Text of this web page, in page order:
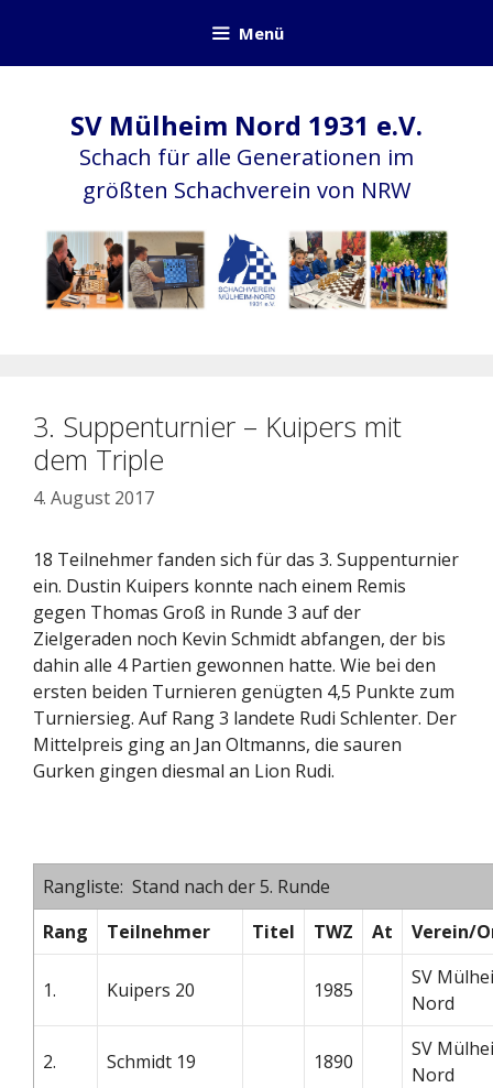
springen
Menü
SV Mülheim Nord 1931 e.V.
Schach für alle Generationen im
größten Schachverein von NRW
3. Suppenturnier – Kuipers mit
dem Triple
4. August 2017
18 Teilnehmer fanden sich für das 3. Suppenturnier
ein. Dustin Kuipers konnte nach einem Remis
gegen Thomas Groß in Runde 3 auf der
Zielgeraden noch Kevin Schmidt abfangen, der bis
dahin alle 4 Partien gewonnen hatte. Wie bei den
ersten beiden Turnieren genügten 4,5 Punkte zum
Turniersieg. Auf Rang 3 landete Rudi Schlenter. Der
Mittelpreis ging an Jan Oltmanns, die sauren
Gurken gingen diesmal an Lion Rudi.
Rangliste: Stand nach der 5. Runde
Rang
Teilnehmer Titel TWZ At Verein/
1. Kuipers 20 1985
SV
Nord
2. Schmidt 19 1890
SV
Nord